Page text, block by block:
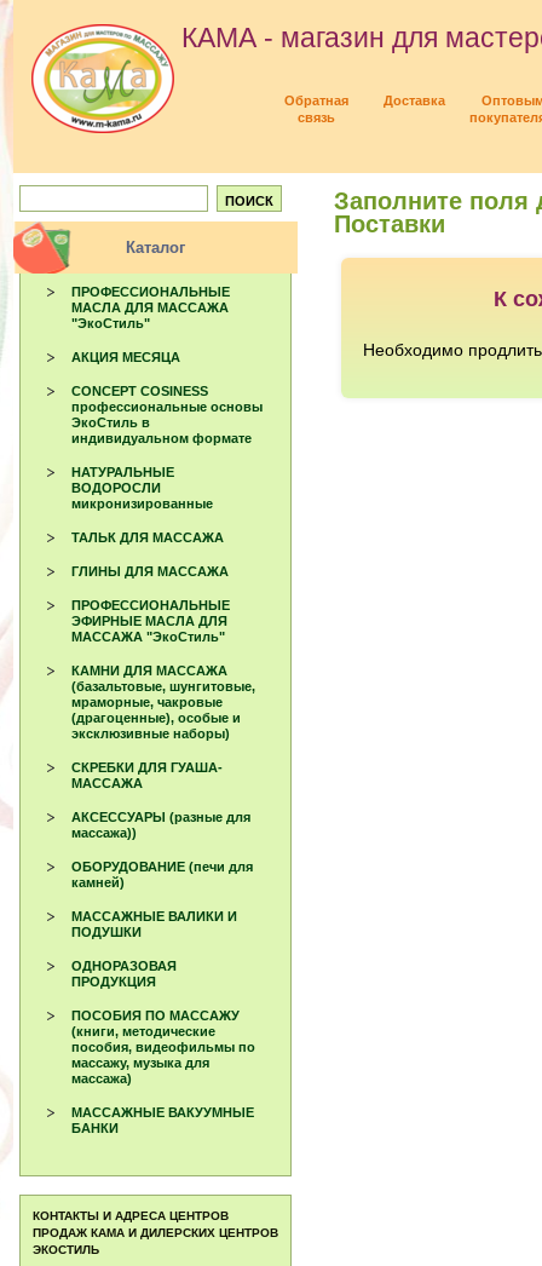
КАМА - магазин для
Обратная
связь
Доставка
Каталог
ПРОФЕССИОНАЛЬНЫЕ
МАСЛА ДЛЯ МАССАЖА
"ЭкоСтиль"
АКЦИЯ МЕСЯЦА
CONCEPT COSINESS
профессиональные основы
ЭкоСтиль в
индивидуальном формате
НАТУРАЛЬНЫЕ
ВОДОРОСЛИ
микронизированные
ТАЛЬК ДЛЯ МАССАЖА
ГЛИНЫ ДЛЯ МАССАЖА
ПРОФЕССИОНАЛЬНЫЕ
ЭФИРНЫЕ МАСЛА ДЛЯ
МАССАЖА "ЭкоСтиль"
КАМНИ ДЛЯ МАССАЖА
(базальтовые, шунгитовые,
мраморные, чакровые
(драгоценные), особые и
эксклюзивные наборы)
СКРЕБКИ ДЛЯ ГУАША-
МАССАЖА
АКСЕССУАРЫ (разные для
массажа))
ОБОРУДОВАНИЕ (печи для
камней)
МАССАЖНЫЕ ВАЛИКИ И
ПОДУШКИ
ОДНОРАЗОВАЯ
ПРОДУКЦИЯ
ПОСОБИЯ ПО МАССАЖУ
(книги, методические
пособия, видеофильмы по
массажу, музыка для
массажа)
МАССАЖНЫЕ ВАКУУМНЫЕ
БАНКИ
КОНТАКТЫ И АДРЕСА ЦЕНТРОВ
ПРОДАЖ КАМА И ДИЛЕРСКИХ ЦЕНТРОВ
ЭКОСТИЛЬ
Заполните поля
Поставки